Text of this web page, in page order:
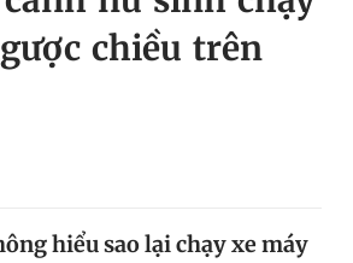
Tin 360
chiều trên
hiểu sao lại chạy xe máy